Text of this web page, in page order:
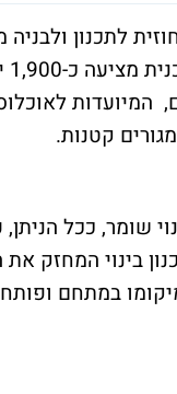
לתכנון
דונם, המיועדות
קטנות.
שומר, ככל
במתחם